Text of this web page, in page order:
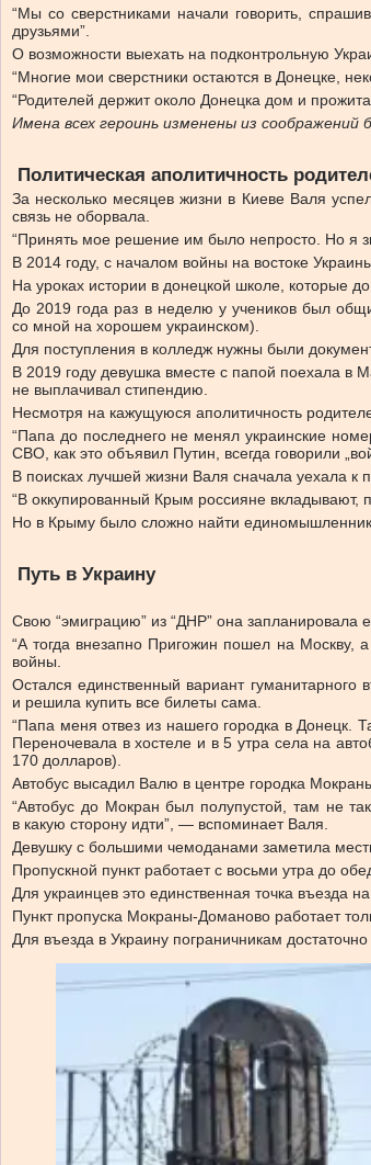
“Мы со сверстниками начали говорить,
друзьями”.
О возможности выехать на подконтрольную
“Многие мои сверстники остаются в Донецке,
“Родителей держит около Донецка дом и
Имена всех героинь изменены из соображений
Политическая аполитичность
За несколько месяцев жизни в Киеве Валя
связь не оборвала.
“Принять мое решение им было непросто. Но я
В 2014 году, с началом войны на востоке
На уроках истории в донецкой школе, которые
До 2019 года раз в неделю у учеников был
со мной на хорошем украинском).
Для поступления в колледж нужны были
В 2019 году девушка вместе с папой поехала в
не выплачивал стипендию.
Несмотря на кажущуюся аполитичность
“Папа до последнего не менял украинские
СВО, как это объявил Путин, всегда говорили
В поисках лучшей жизни Валя сначала уехала к
“В оккупированный Крым россияне вкладывают,
Но в Крыму было сложно найти
Путь в Украину
Свою “эмиграцию” из “ДНР” она запланировала
“А тогда внезапно Пригожин пошел на Москву,
войны.
Остался единственный вариант
и решила купить все билеты сама.
“Папа меня отвез из нашего городка в Донецк.
Переночевала в хостеле и в 5 утра села на
170 долларов).
Автобус высадил Валю в центре городка
“Автобус до Мокран был полупустой, там не
в какую сторону идти”, — вспоминает Валя.
Девушку с большими чемоданами заметила
Пропускной пункт работает с восьми утра до
Для украинцев это единственная точка въезда
Пункт пропуска Мокраны-Доманово работает
Для въезда в Украину пограничникам